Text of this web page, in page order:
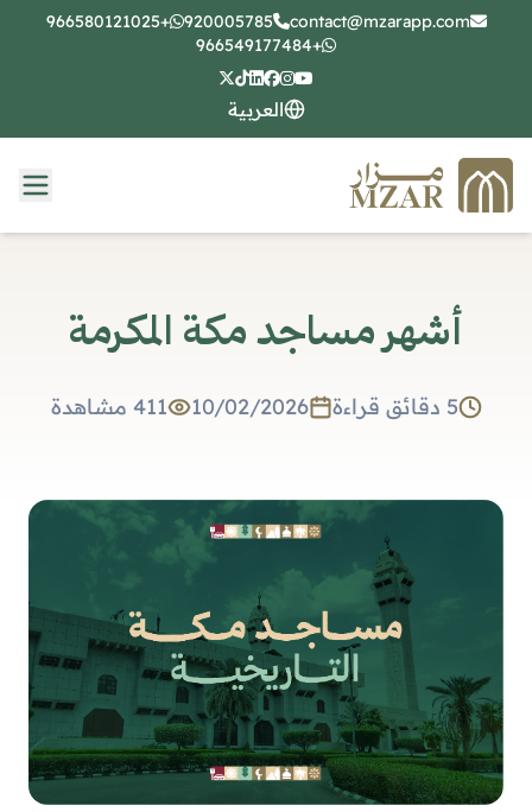
contact@mzarapp.com
920005785
+966580121025
+966549177484
العربية
أشهر مساجد مكة المكرمة
5 دقائق قراءة 10/02/2026
411 مشاهدة